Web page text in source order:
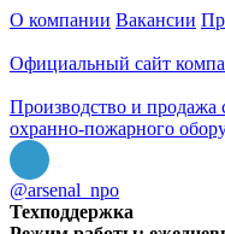
О компании Вакансии
Официальный сайт
Производство и продажа
охранно-пожарного
@arsenal_npo
Техподдержка